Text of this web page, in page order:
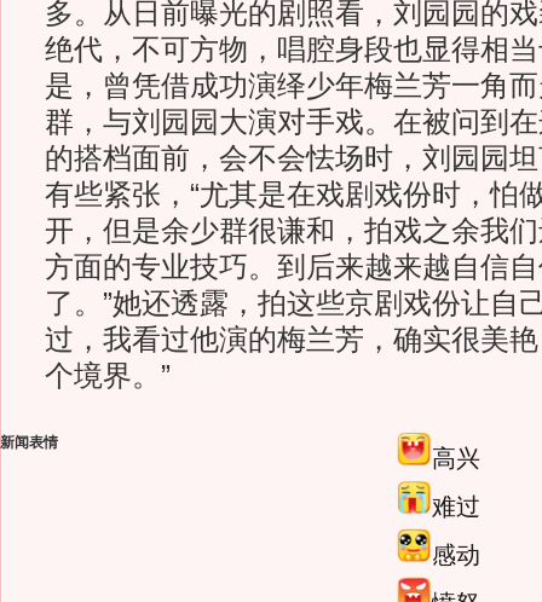
多。从日前曝光的剧照看，刘园园的
绝代，不可方物，唱腔身段也显得相
是，曾凭借成功演绎少年梅兰芳一角
群，与刘园园大演对手戏。在被问到
的搭档面前，会不会怯场时，刘园园
有些紧张，“尤其是在戏剧戏份时，怕
开，但是余少群很谦和，拍戏之余我
方面的专业技巧。到后来越来越自信
了。”她还透露，拍这些京剧戏份让自
过，我看过他演的梅兰芳，确实很美
个境界。”
新闻表情
高兴
难过
感动